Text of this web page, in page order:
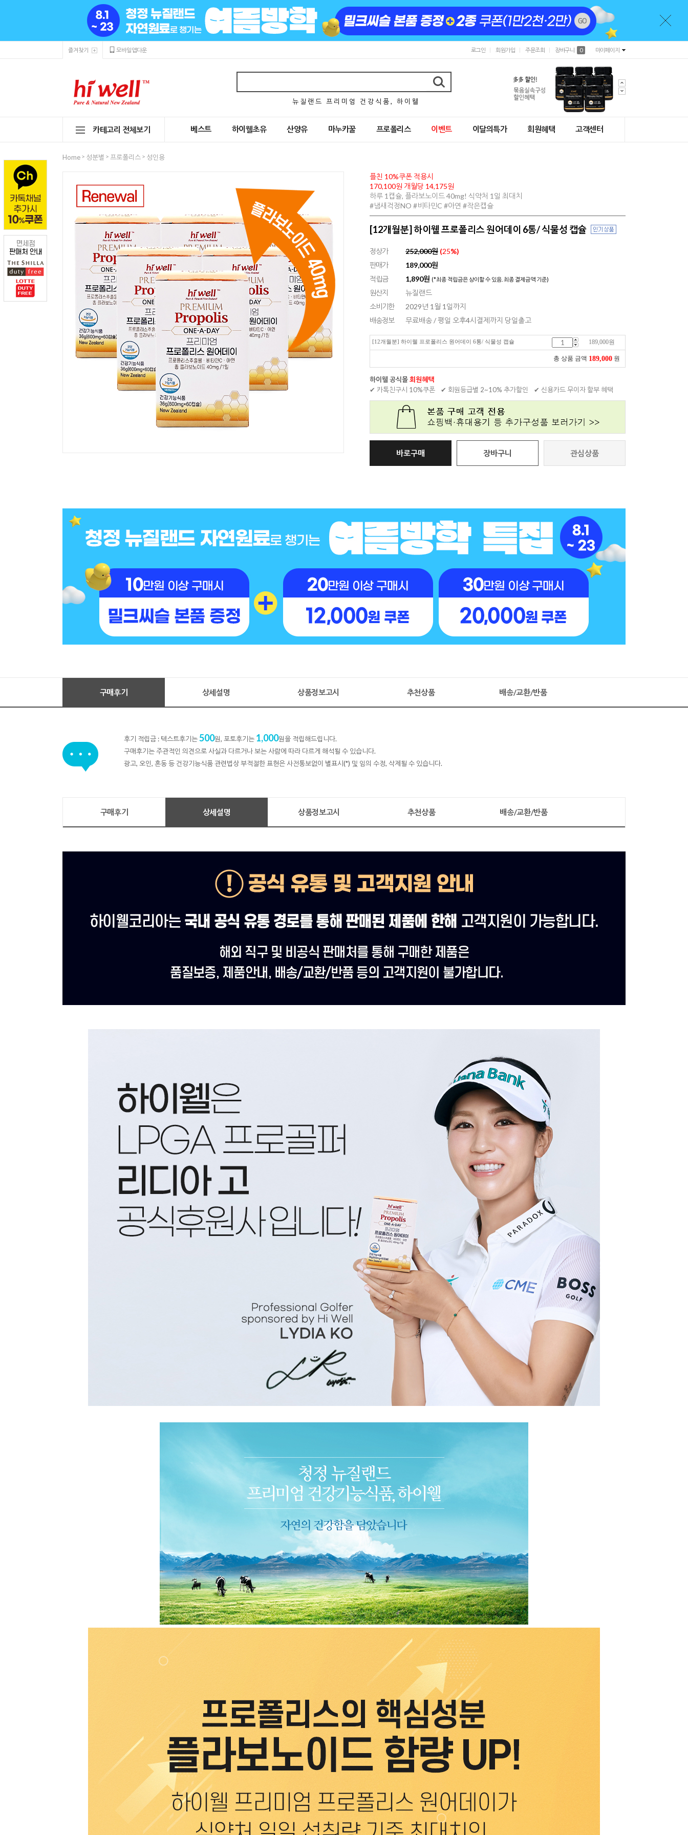
즐겨찾기 모바일앱다운 로그인 회원가입 주문조회 장바구니 0 마이페이지
뉴 질 랜 드 프 리 미 엄 건 강 식 품 , 하 이 웰
카테고리 전체보기 베스트 하이웰초유 산양유 마누카꿀 프로폴리스 이벤트 이달의특가 회원혜택 고객센터
Home > 성분별 > 프로폴리스 > 성인용
플친 10%쿠폰 적용시
170,100원 개월당 14,175원
하루 1캡슐, 플라보노이드 40mg! 식약처 1일 최대치
#냄새걱정NO #비타민C #아연 #작은캡슐
[12개월분] 하이웰 프로폴리스 원어데이 6통/ 식물성 캡슐
정상가 252,000원 (25%)
판매가
189,000원
적립금
1,890원 (*최종 적립금은 상이할 수 있음. 최종 결제금액 기준)
원산지
뉴질랜드
소비기한
2029년 1월 1일까지
배송정보
무료배송 / 평일 오후4시결제까지 당일출고
[12개월분] 하이웰 프로폴리스 원어데이 6통/ 식물성 캡슐 189,000원
총 상품 금액 189,000 원
하이웰 공식몰회원혜택
✔ 카톡친구시 10%쿠폰
✔ 회원등급별 2~10% 추가할인 ✔ 신용카드 무이자 할부 혜택
바로구매 장바구니 관심상품
구매후기 상세설명 상품정보고시 추천상품 배송/교환/반품
후기 적립금 : 텍스트후기는500원, 포토후기는 1,000원을 적립해드립니다.
구매후기는 주관적인 의견으로 사실과 다르거나 보는 사람에 따라 다르게 해석될 수 있습니다.
광고, 오인, 혼동 등 건강기능식품 관련법상 부적절한 표현은 사전통보없이 별표시(*) 및 임의 수정, 삭제될 수 있습니다.
구매후기 상세설명 상품정보고시 추천상품 배송/교환/반품